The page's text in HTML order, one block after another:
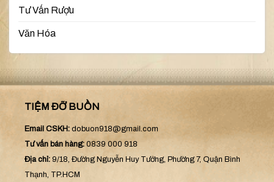
Tư Vấn Rượu
Văn Hóa
TIỆM ĐỠ BUỒN
Email CSKH: dobuon918@gmail.com
Tư vấn bán hàng: 0839 000 918
Địa chỉ: 9/18, Đường Nguyễn Huy Tưởng, Phường 7, Quận Bình
Thạnh, TP.HCM